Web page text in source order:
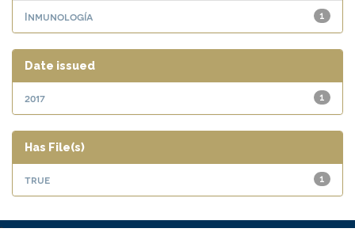
1
Inmunología
Date issued
1
2017
Has File(s)
1
true